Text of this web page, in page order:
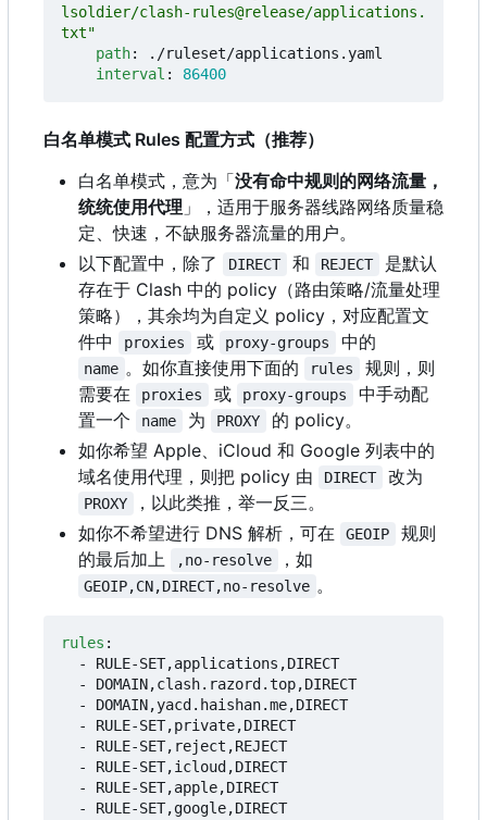
lsoldier/clash-rules@release/applications.
txt"
path:
./ruleset/applications.yaml
interval : 86400
白名单模式 Rules 配置方式（推荐）
白名单模式，意为「没有命中规则的网络流量，
统统使用代理 」，适用于服务器线路网络质量稳
定、快速，不缺服务器流量的用户。
以下配置中，除了
DIRECT 和 REJECT
是默认
存在于 Clash 中的 policy （路由策略/流量处理
策略），其余均为自定义 policy ， 对应配置文
件中
proxies 或 proxy-groups 中的
name 。如你直接使用下面的 rules
规则，则
需要在
proxies 或 proxy-groups
中手动配
置一个
name 为 PROXY
的 policy。
如你希望 Apple、iCloud 和 Google 列表中的
域名使用代理，则把 policy 由
DIRECT 改为
PROXY
，以此类推，举一反三。
如你不希望进行 DNS 解析，可在
GEOIP
规则
的最后加上
,no-resolve ，如
GEOIP,CN,DIRECT,no-resolve 。
rules :
- RULE-SET,applications,DIRECT
- DOMAIN,clash.razord.top,DIRECT
- DOMAIN,yacd.haishan.me,DIRECT
- RULE-SET,private,DIRECT
- RULE-SET,reject,REJECT
- RULE-SET,icloud,DIRECT
- RULE-SET,apple,DIRECT
- RULE-SET,google,DIRECT